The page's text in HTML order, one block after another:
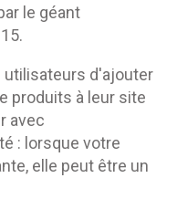
le géant
d'ajouter
produits à leur site
avec
: lorsque votre
elle peut être un